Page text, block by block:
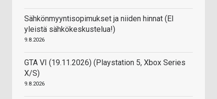
Sähkönmyyntisopimukset ja niiden hinnat (EI
yleistä sähkökeskustelua!)
9.8.2026
GTA VI (19.11.2026) (Playstation 5, Xbox Series
X/S)
9.8.2026